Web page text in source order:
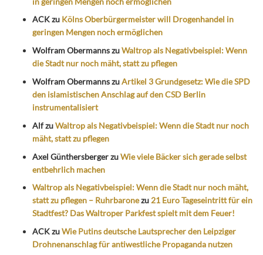
ACKzu Kölns Oberbürgermeister will Drogenhandel in
geringen Mengen noch ermöglichen
Wolfram ObermannszuWaltrop als Negativbeispiel: Wenn
die Stadt nur noch mäht, statt zu pflegen
Wolfram ObermannszuArtikel 3 Grundgesetz: Wie die SPD
den islamistischen Anschlag auf den CSD Berlin
instrumentalisiert
AlfzuWaltrop als Negativbeispiel: Wenn die Stadt nur noch
mäht, statt zu pflegen
Axel GünthersbergerzuWie viele Bäcker sich gerade selbst
entbehrlich machen
Waltrop als Negativbeispiel: Wenn die Stadt nur noch mäht,
statt zu pflegen – Ruhrbaronezu21 Euro Tageseintritt für ein
Stadtfest? Das Waltroper Parkfest spielt mit dem Feuer!
ACKzuWie Putins deutsche Lautsprecher den Leipziger
Drohnenanschlag für antiwestliche Propaganda nutzen